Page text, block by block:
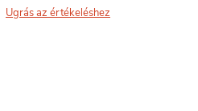
Ugrás az értékeléshez